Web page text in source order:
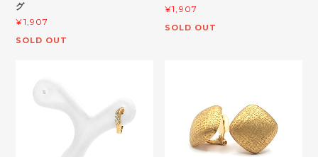
グ
¥1,907
SOLD OUT
¥1,907
SOLD OUT